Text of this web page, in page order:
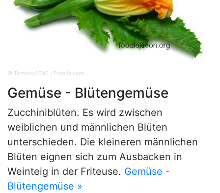
© Tomboy2290 / Fotolia.com
Gemüse - Blütengemüse
Zucchiniblüten. Es wird zwischen
weiblichen und männlichen Blüten
unterschieden. Die kleineren männlichen
Blüten eignen sich zum Ausbacken in
Weinteig in der Friteuse. Gemüse -
Blütengemüse »